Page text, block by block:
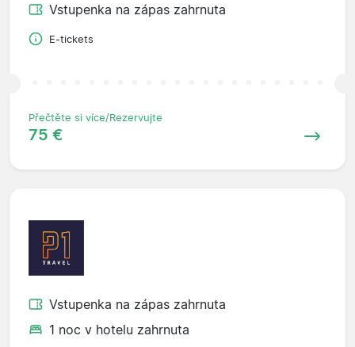
Vstupenka na zápas zahrnuta
E-tickets
Přečtěte si více/Rezervujte
75 €
Vstupenka na zápas zahrnuta
1 noc v hotelu zahrnuta